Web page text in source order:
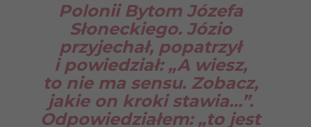
Polonii Bytom Józefa
Słoneckiego. Józio
przyjechał, popatrzył
i powiedział: „A wiesz,
to nie ma sensu. Zobacz,
jakie on kroki stawia…”.
Odpowiedziałem: „to jest